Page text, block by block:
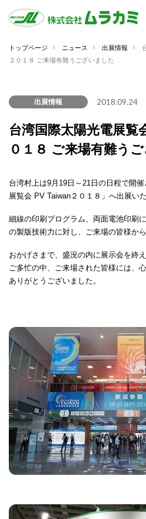
トップページ ニュース 出展情報
２０１８ ご来場有難うございました
出展情報 2018.09.24
台湾国際太陽光電展
０１８ ご来場有難う
台湾村上は9月19日～21日の日程で開
展覧会 PV Taiwan２０１８」へ出展い
細線の印刷プログラム、両面電池印刷
の製版技術力に対し、ご来場の皆様か
おかげさまで、盛況の内に展示会を終
ご多忙の中、ご来場された皆様には、
ありがとうございました。